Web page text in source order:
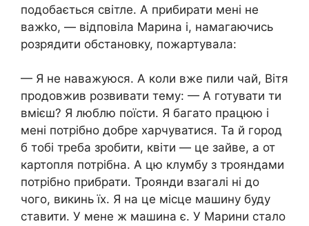
подобається світле. А прибирати мені не
важkо, — відповіла Марина і, намагаючись
розрядити обстановку, пожартувала:
— Я не наважуюся. А коли вже пили чай, Вітя
продовжив розвивати тему: — А готувати ти
вмієш? Я люблю поїсти. Я багато працюю і
мені потрібно добре харчуватися. Та й город
б тобі треба зробити, квіти — це зайве, а от
картопля потрібна. А цю клумбу з трояндами
потрібно прибрати. Троянди взагалі ні до
чого, викинь їх. Я на це місце машину буду
ставити. У мене ж машина є. У Марини стало